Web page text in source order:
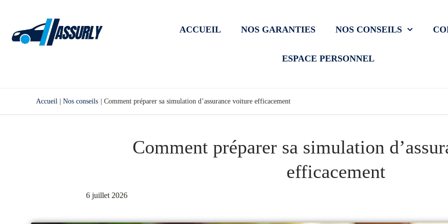
contenu
ACCUEIL NOS GARANTIES NOS CONSEILS
ESPACE PERSONNEL
Accueil Nos conseils Comment préparer sa simulation d’assurance voiture efficacement
Comment préparer sa simulation
efficacement
6 juillet 2026